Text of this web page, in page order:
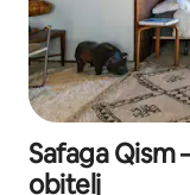
Safaga Qism
obitelj